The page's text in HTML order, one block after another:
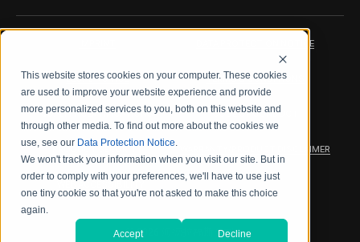
This website stores cookies on your computer. These cookies
are used to improve your website experience and provide
more personalized services to you, both on this website and
through other media. To find out more about the cookies we
use, see our Data Protection Notice.
We won't track your information when you visit our site. But in
order to comply with your preferences, we'll have to use just
one tiny cookie so that you're not asked to make this choice
again.
Accept Decline
DATA PROTECTION NOTICE
LEGAL NOTICE TERMS & CONDITIONS
QUALITY CERTIFICATIONS CODE OF CONDUCT
PRODUCT SECURITY WARRANTY/PRODUCT DISCLAIMER
WEB ACCESSIBILITY
2026 海德拉福斯公司